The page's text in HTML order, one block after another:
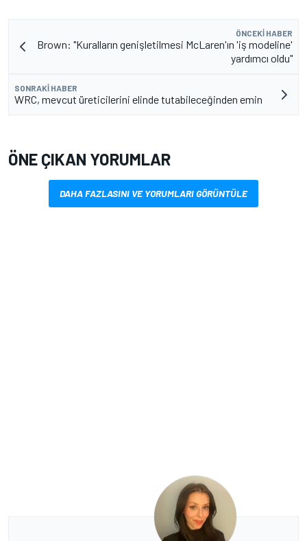
ÖNCEKI HABER
Brown: "Kuralların genişletilmesi McLaren'ın 'iş modeline'
yardımcı oldu"
SONRAKI HABER
WRC, mevcut üreticilerini elinde tutabileceğinden emin
ÖNE ÇIKAN YORUMLAR
DAHA FAZLASINI VE YORUMLARI GÖRÜNTÜLE